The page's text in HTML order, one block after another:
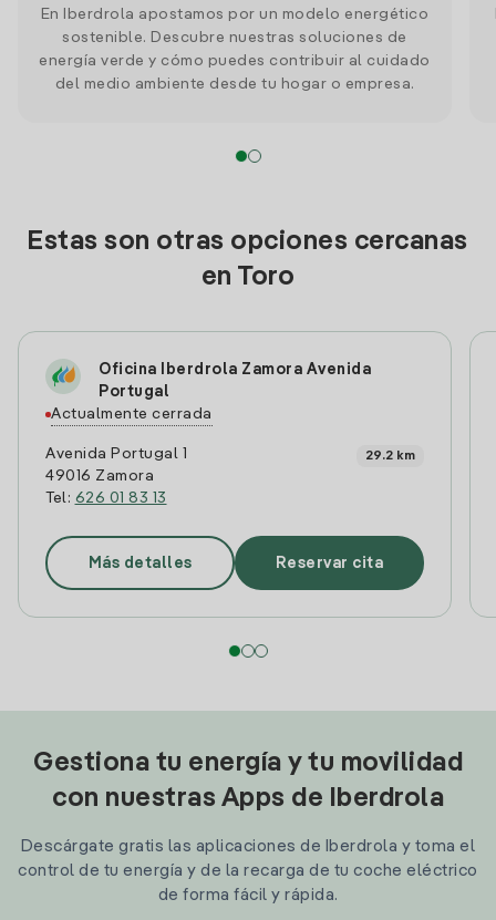
En Iberdrola apostamos por un modelo energético
sostenible. Descubre nuestras soluciones de
energía verde y cómo puedes contribuir al cuidado
del medio ambiente desde tu hogar o empresa.
Estas son otras opciones cercanas
en Toro
Oficina Iberdrola Zamora Avenida
Portugal
Actualmente cerrada
Avenida Portugal 1
49016 Zamora
Tel: 626 01 83 13
29.2 km
Más detalles Reservar cita
Gestiona tu energía y tu movilidad
con nuestras Apps de Iberdrola
Descárgate gratis las aplicaciones de Iberdrola y toma el
control de tu energía y de la recarga de tu coche eléctrico
de forma fácil y rápida.